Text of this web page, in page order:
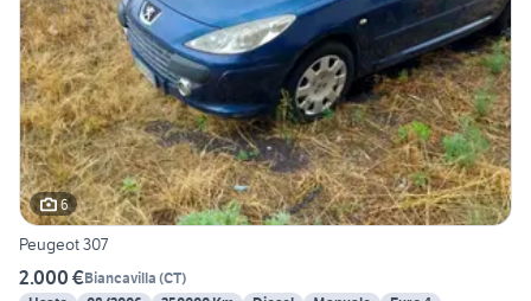
6
Peugeot 307
2.000 €Biancavilla (CT)